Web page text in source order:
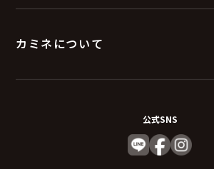
カミネについて
公式SNS